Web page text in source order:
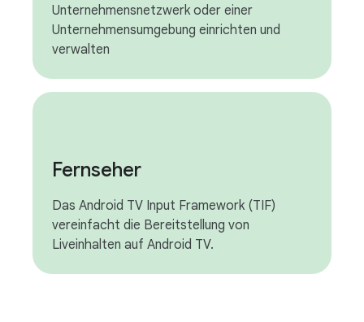
Unternehmensnetzwerk oder einer
Unternehmensumgebung einrichten und
verwalten
Fernseher
Das Android TV Input Framework (TIF)
vereinfacht die Bereitstellung von
Liveinhalten auf Android TV.